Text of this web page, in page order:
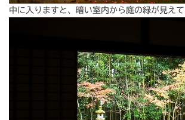
中に入りますと、暗い室内から庭の緑が見え